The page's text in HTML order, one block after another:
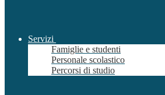
Servizi
Famiglie e studenti
Personale scolastico
Percorsi di studio